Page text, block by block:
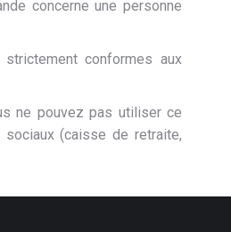
concerne une personne
conformes aux
ne pouvez pas utiliser ce
(caisse de retraite,